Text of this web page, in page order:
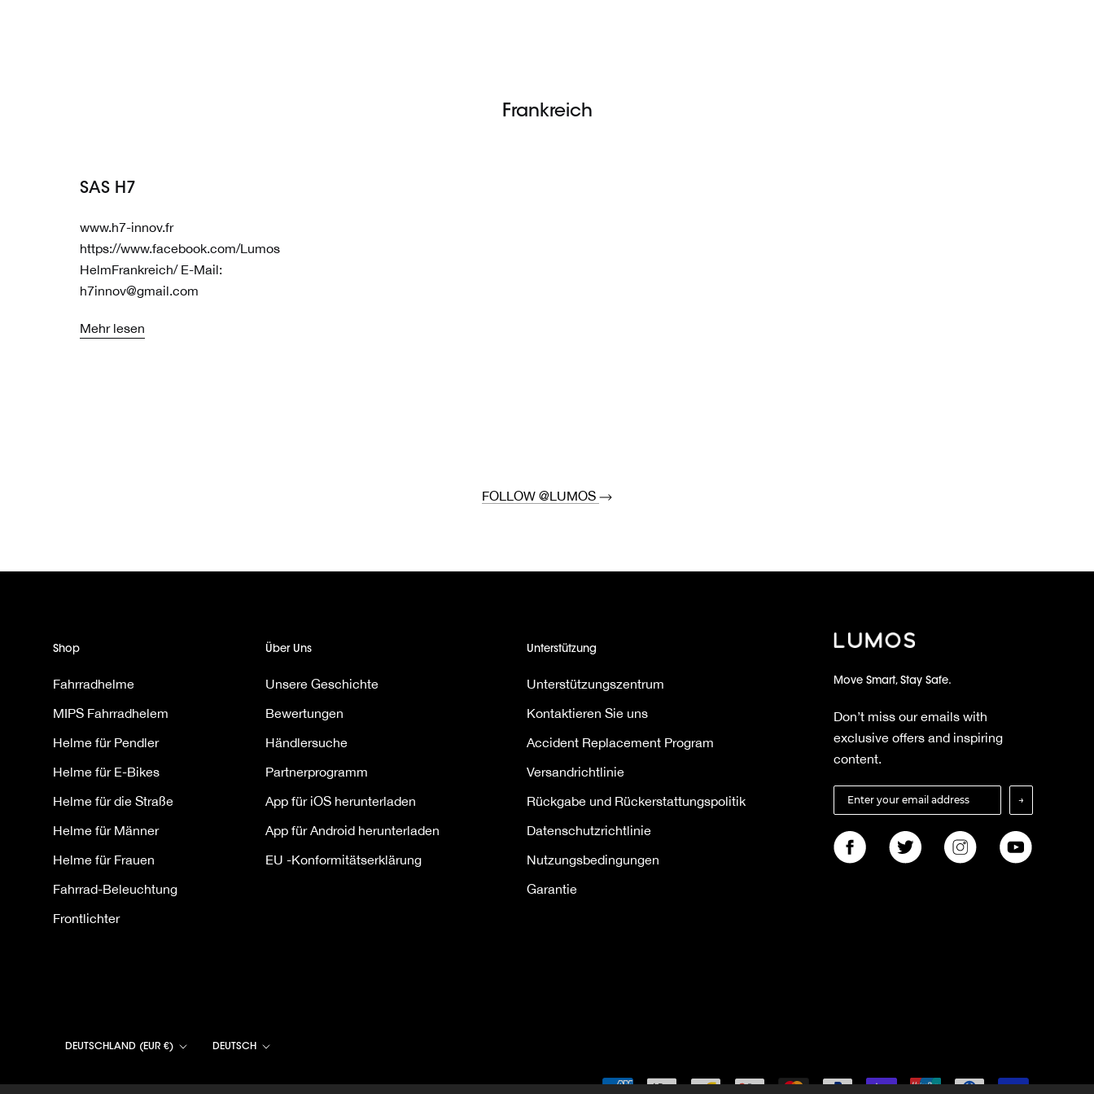
Frankreich
SAS H7
www.h7-innov.fr
https://www.facebook.com/Lumos
HelmFrankreich/ E-Mail:
h7innov@gmail.com
Mehr lesen
FOLLOW @LUMOS
Shop
Fahrradhelme
MIPS Fahrradhelem
Helme für Pendler
Helme für E-Bikes
Helme für die Straße
Helme für Männer
Helme für Frauen
Fahrrad-Beleuchtung
Frontlichter
Über Uns
Unsere Geschichte
Bewertungen
Händlersuche
Partnerprogramm
App für iOS herunterladen
App für Android herunterladen
EU -Konformitätserklärung
Unterstützung
Unterstützungszentrum
Kontaktieren Sie uns
Accident Replacement Program
Versandrichtlinie
Rückgabe und Rückerstattungspolitik
Datenschutzrichtlinie
Nutzungsbedingungen
Garantie
Move Smart, Stay Safe.
Don’t miss our emails with
exclusive offers and inspiring
content.
→
Land/Region
DEUTSCHLAND (EUR €) Sprache
DEUTSCH